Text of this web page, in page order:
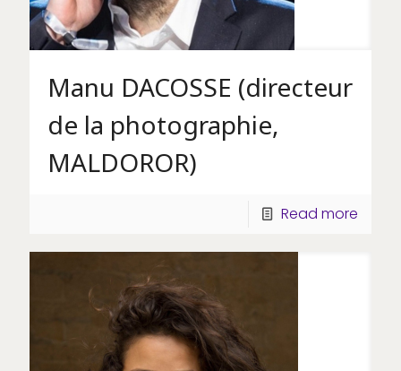
Manu DACOSSE (directeur
de la photographie,
MALDOROR)
Read more